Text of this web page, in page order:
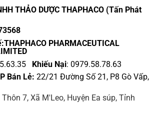
thể
được
trang
phẩm
THẢO DƯỢC THAPHACO (Tấn Phát
PHARMACEUTICAL
Khiếu Nại: 0979.58.78.63
Bán Lẻ: 22/21 Đường Số 21, P8 Gò Vấp,
Thôn 7, Xã M'Leo, Huyện Ea súp, Tỉnh